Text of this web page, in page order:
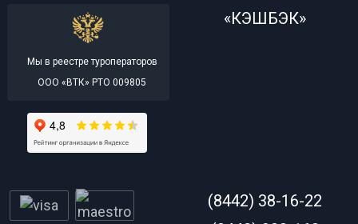
Мы в реестре туроператоров
ООО «ВТК» РТО 009805
«КЭШБЭК»
(8442) 38-16-22